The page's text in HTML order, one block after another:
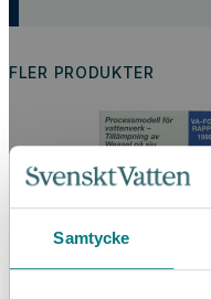
Samtycke
FLER PRODUKTER